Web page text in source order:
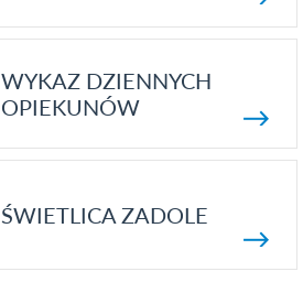
WYKAZ DZIENNYCH
OPIEKUNÓW
ŚWIETLICA ZADOLE